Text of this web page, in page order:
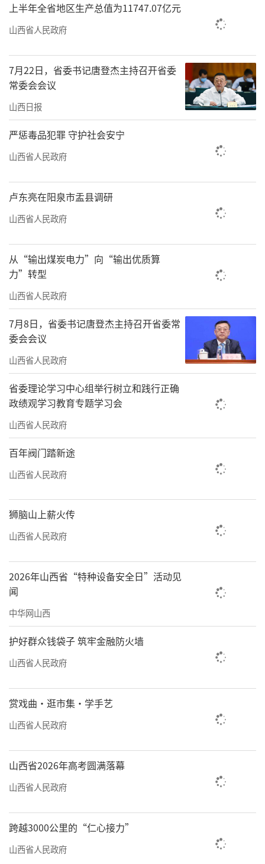
上半年全省地区生产总值为11747.07亿元
山西省人民政府
7月22日，省委书记唐登杰主持召开省委
常委会会议
山西日报
严惩毒品犯罪 守护社会安宁
山西省人民政府
卢东亮在阳泉市盂县调研
山西省人民政府
从“输出煤炭电力”向“输出优质算
力”转型
山西省人民政府
7月8日，省委书记唐登杰主持召开省委常
委会会议
山西省人民政府
省委理论学习中心组举行树立和践行正确
政绩观学习教育专题学习会
山西省人民政府
百年阀门踏新途
山西省人民政府
狮脑山上薪火传
山西省人民政府
2026年山西省“特种设备安全日”活动见
闻
中华网山西
护好群众钱袋子 筑牢金融防火墙
山西省人民政府
赏戏曲·逛市集·学手艺
山西省人民政府
山西省2026年高考圆满落幕
山西省人民政府
跨越3000公里的“仁心接力”
山西省人民政府